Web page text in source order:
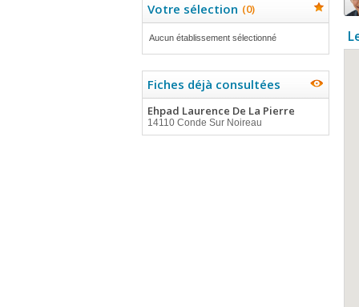
Votre sélection (0)
Aucun établissement sélectionné
Fiches déjà consultées
Ehpad Laurence De La Pierre
14110 Conde Sur Noireau